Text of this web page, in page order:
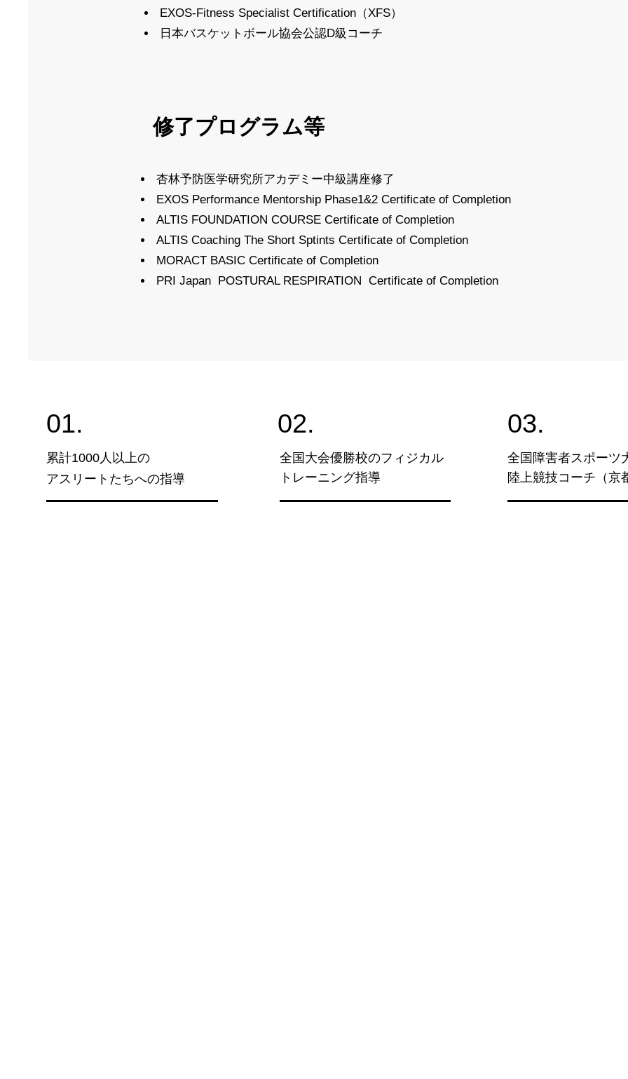
EXOS-Fitness Specialist Certification（XFS）
日本バスケットボール協会公認D級コーチ
修了プログラム等
杏林予防医学研究所アカデミー中級講座修了
EXOS Performance Mentorship Phase1&2 Certificate of Completion
ALTIS FOUNDATION COURSE Certificate of Completion
ALTIS Coaching The Short Sptints Certificate of Completion
MORACT BASIC Certificate of Completion
PRI Japan POSTURAL RESPIRATION Certificate of Completion
01.
累計1000人以上の
アスリートたちへの指導
02.
全国大会優勝校のフィジカル
トレーニング指導
03.
全国障害者スポーツ
陸上競技コーチ（京